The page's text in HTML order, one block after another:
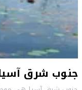
جنوب شرق